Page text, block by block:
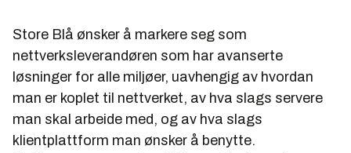
Store Blå ønsker å markere seg som
nettverksleverandøren som har avanserte
løsninger for alle miljøer, uavhengig av hvordan
man er koplet til nettverket, av hva slags servere
man skal arbeide med, og av hva slags
klientplattform man ønsker å benytte.